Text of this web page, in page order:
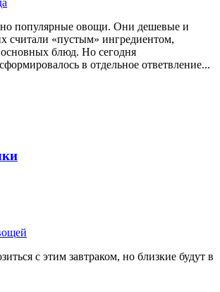
популярные овощи. Они дешевые и
считали «пустым» ингредиентом,
блюд. Но сегодня
в отдельное ответвление...
с этим завтраком, но близкие будут в